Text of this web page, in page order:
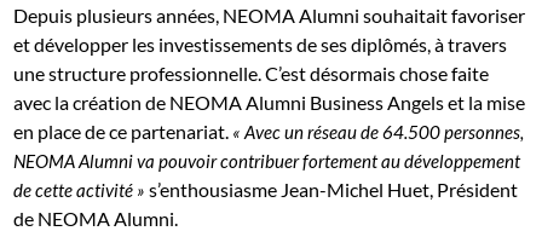
Depuis plusieurs années, NEOMA Alumni souhaitait favoriser
et développer les investissements de ses diplômés, à travers
une structure professionnelle. C’est désormais chose faite
avec la création de NEOMA Alumni Business Angels et la mise
en place de ce partenariat. « Avec un réseau de 64.500 personnes,
NEOMA Alumni va pouvoir contribuer fortement au développement
de cette activité » s’enthousiasme Jean-Michel Huet, Président
de NEOMA Alumni.